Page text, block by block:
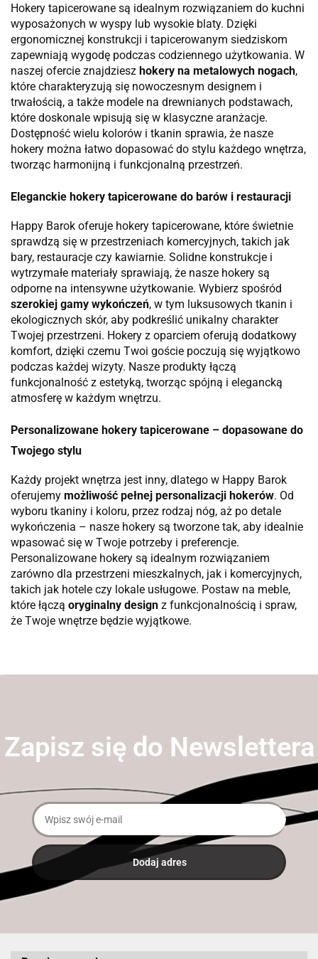
Hokery tapicerowane są idealnym rozwiązaniem do kuchni
wyposażonych w wyspy lub wysokie blaty. Dzięki
ergonomicznej konstrukcji i tapicerowanym siedziskom
zapewniają wygodę podczas codziennego użytkowania. W
naszej ofercie znajdziesz hokery na metalowych nogach,
które charakteryzują się nowoczesnym designem i
trwałością, a także modele na drewnianych podstawach,
które doskonale wpisują się w klasyczne aranżacje.
Dostępność wielu kolorów i tkanin sprawia, że nasze
hokery można łatwo dopasować do stylu każdego wnętrza,
tworząc harmonijną i funkcjonalną przestrzeń.
Eleganckie hokery tapicerowane do barów i restauracji
Happy Barok oferuje hokery tapicerowane, które świetnie
sprawdzą się w przestrzeniach komercyjnych, takich jak
bary, restauracje czy kawiarnie. Solidne konstrukcje i
wytrzymałe materiały sprawiają, że nasze hokery są
odporne na intensywne użytkowanie. Wybierz spośród
szerokiej gamy wykończeń, w tym luksusowych tkanin i
ekologicznych skór, aby podkreślić unikalny charakter
Twojej przestrzeni. Hokery z oparciem oferują dodatkowy
komfort, dzięki czemu Twoi goście poczują się wyjątkowo
podczas każdej wizyty. Nasze produkty łączą
funkcjonalność z estetyką, tworząc spójną i elegancką
atmosferę w każdym wnętrzu.
Personalizowane hokery tapicerowane – dopasowane do
Twojego stylu
Każdy projekt wnętrza jest inny, dlatego w Happy Barok
oferujemy możliwość pełnej personalizacji hokerów. Od
wyboru tkaniny i koloru, przez rodzaj nóg, aż po detale
wykończenia – nasze hokery są tworzone tak, aby idealnie
wpasować się w Twoje potrzeby i preferencje.
Personalizowane hokery są idealnym rozwiązaniem
zarówno dla przestrzeni mieszkalnych, jak i komercyjnych,
takich jak hotele czy lokale usługowe. Postaw na meble,
które łączą oryginalny design z funkcjonalnością i spraw,
że Twoje wnętrze będzie wyjątkowe.
Zapisz się do Newslettera